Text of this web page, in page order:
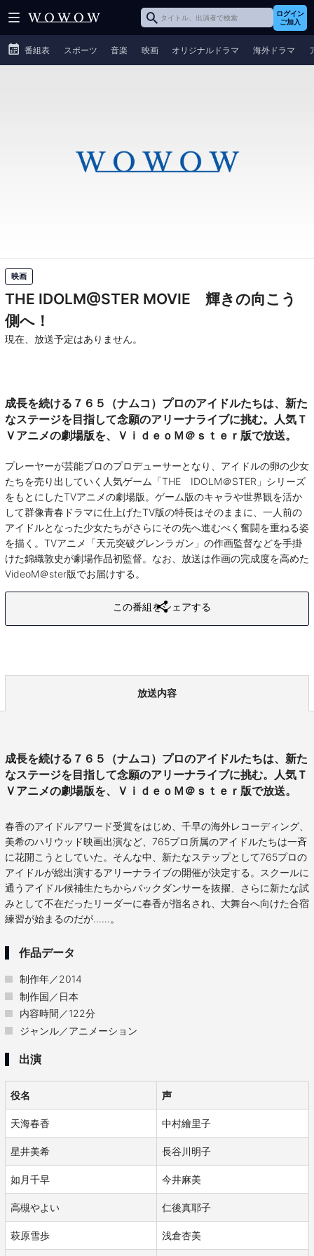
ログイン
ご加入
番組表 スポーツ 音楽 映画 オリジナルドラマ 海外ドラマ
映画
THE IDOLM@STER MOVIE 輝きの向こう
側へ！
現在、放送予定はありません。
成長を続ける７６５（ナムコ）プロのアイドルたちは、新た
なステージを目指して念願のアリーナライブに挑む。人気Ｔ
Ｖアニメの劇場版を、ＶｉｄｅｏＭ＠ｓｔｅｒ版で放送。
プレーヤーが芸能プロのプロデューサーとなり、アイドルの卵の少女
たちを売り出していく人気ゲーム「THE IDOLM＠STER」シリーズ
をもとにしたTVアニメの劇場版。ゲーム版のキャラや世界観を活か
して群像青春ドラマに仕上げたTV版の特長はそのままに、一人前の
アイドルとなった少女たちがさらにその先へ進むべく奮闘を重ねる姿
を描く。TVアニメ「天元突破グレンラガン」の作画監督などを手掛
けた錦織敦史が劇場作品初監督。なお、放送は作画の完成度を高めた
VideoM＠ster版でお届けする。
この番組をシェアする
放送内容
成長を続ける７６５（ナムコ）プロのアイドルたちは、新た
なステージを目指して念願のアリーナライブに挑む。人気Ｔ
Ｖアニメの劇場版を、ＶｉｄｅｏＭ＠ｓｔｅｒ版で放送。
春香のアイドルアワード受賞をはじめ、千早の海外レコーディング、
美希のハリウッド映画出演など、765プロ所属のアイドルたちは一斉
に花開こうとしていた。そんな中、新たなステップとして765プロの
アイドルが総出演するアリーナライブの開催が決定する。スクールに
通うアイドル候補生たちからバックダンサーを抜擢、さらに新たな試
みとして不在だったリーダーに春香が指名され、大舞台へ向けた合宿
練習が始まるのだが……。
作品データ
制作年／2014
制作国／日本
内容時間／122分
ジャンル／アニメーション
出演
役名 声
天海春香 中村繪里子
星井美希 長谷川明子
如月千早 今井麻美
高槻やよい 仁後真耶子
萩原雪歩 浅倉杏美